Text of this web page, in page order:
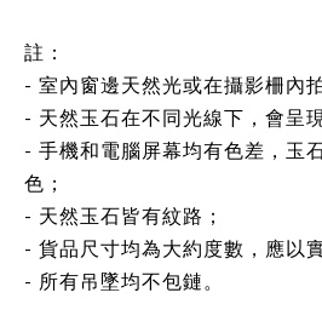
註：
- 室內窗邊天然光或在攝影柵內
- 天然玉石在不同光線下，會呈
- 手機和電腦屏幕均有色差，玉
色；
- 天然玉石皆有紋路；
- 貨品尺寸均為大約度數，應以
- 所有吊墜均不包鏈。